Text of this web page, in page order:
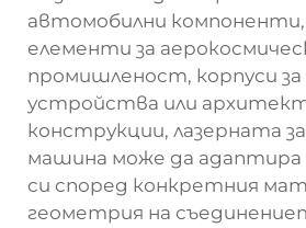
автомобилни
елементи за
промишленост, корпуси
устройства или
конструкции, лазерната
машина може да
си според конкретния
геометрия на